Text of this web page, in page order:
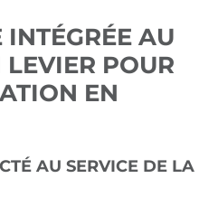
AU
POUR
EN
AU SERVICE DE LA